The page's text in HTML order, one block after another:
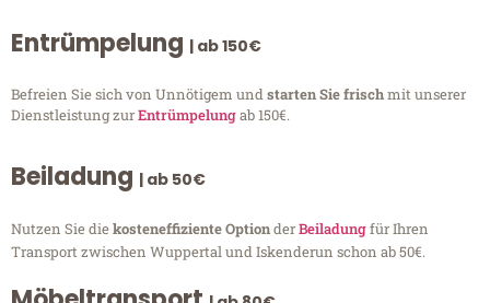
Entrümpelung | ab 150€
Befreien Sie sich von Unnötigem undstarten Sie frischmit unserer
Dienstleistung zurEntrümpelungab 150€.
Beiladung | ab 50€
Nutzen Sie diekosteneffiziente OptionderBeiladungfür Ihren
Transport zwischen Wuppertal und Iskenderun schon ab 50€.